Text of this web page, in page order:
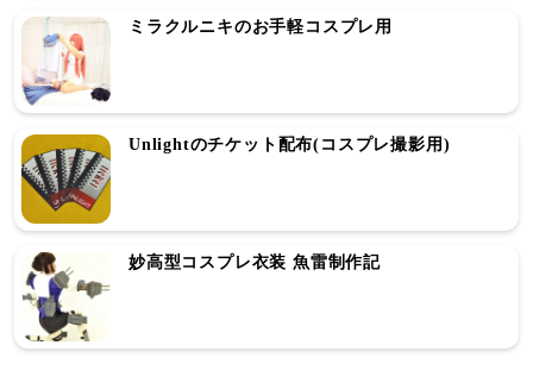
ミラクルニキのお手軽コスプレ用
Unlightのチケット配布(コスプレ撮影用)
妙高型コスプレ衣装 魚雷制作記